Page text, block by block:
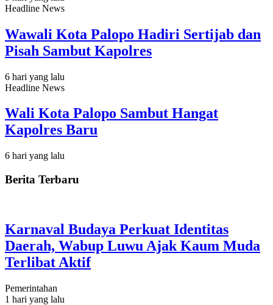
Headline News
Wawali Kota Palopo Hadiri Sertijab dan
Pisah Sambut Kapolres
6 hari yang lalu
Headline News
Wali Kota Palopo Sambut Hangat
Kapolres Baru
6 hari yang lalu
Berita Terbaru
Karnaval Budaya Perkuat Identitas
Daerah, Wabup Luwu Ajak Kaum Muda
Terlibat Aktif
Pemerintahan
1 hari yang lalu